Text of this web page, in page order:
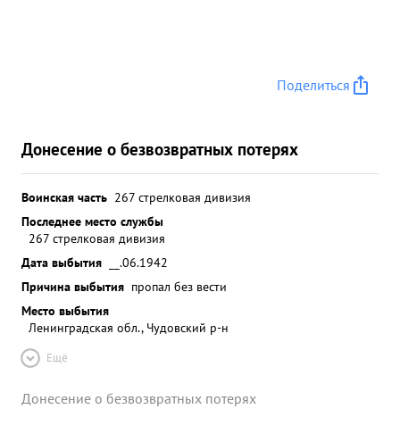
Поделиться
Донесение о безвозвратных потерях
Воинская часть 267 стрелковая дивизия
Последнее место службы
267 стрелковая дивизия
Дата выбытия
__.06.1942
Причина выбытия пропал без вести
Место выбытия
Ленинградская обл., Чудовский р-н
Ещё
Донесение о безвозвратных потерях